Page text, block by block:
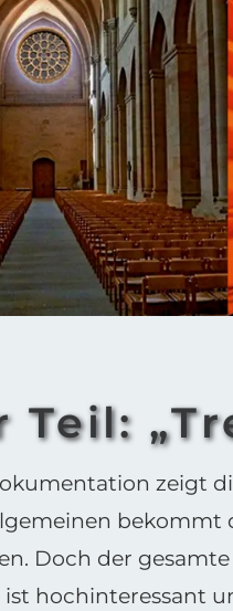
Teil:
zeigt
bekommt
Doch der
ist hochinteressant